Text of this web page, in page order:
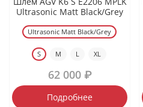
Ultrasonic Matt Black/Grey
Ultrasonic Matt Black/Grey
S M L XL
62 000 ₽
Подробнее